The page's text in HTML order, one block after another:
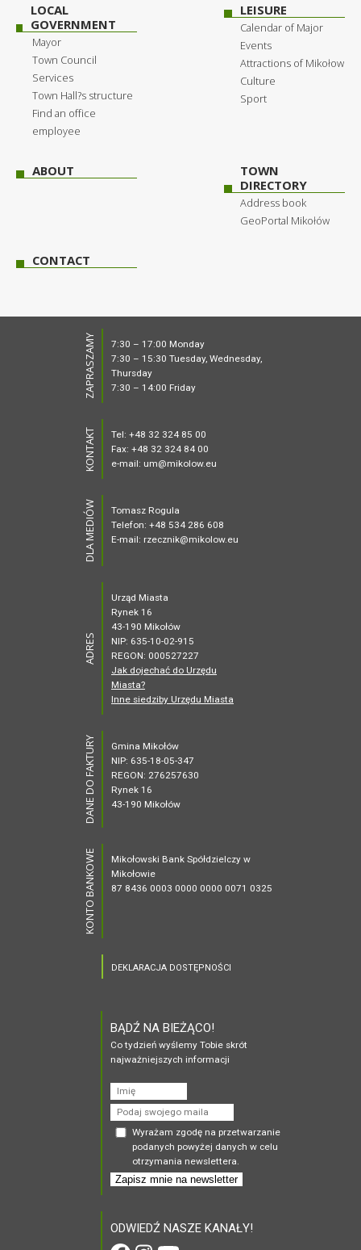
LOCAL
GOVERNMENT
Mayor
Town Council
Services
Town Hall?s structure
Find an office
employee
LEISURE
Calendar of Major
Events
Attractions of Mikołow
Culture
Sport
ABOUT
TOWN
DIRECTORY
Address book
GeoPortal Mikołów
CONTACT
ZAPRASZAMY
7:30 – 17:00 Monday
7:30 – 15:30 Tuesday, Wednesday,
Thursday
7:30 – 14:00 Friday
KONTAKT
Tel: +48 32 324 85 00
Fax: +48 32 324 84 00
e-mail: um@mikolow.eu
DLA MEDIÓW
Tomasz Rogula
Telefon: +48 534 286 608
E-mail: rzecznik@mikolow.eu
ADRES
Urząd Miasta
Rynek 16
43-190 Mikołów
NIP: 635-10-02-915
REGON: 000527227
Jak dojechać do Urzędu
Miasta?
Inne siedziby Urzędu Miasta
DANE DO FAKTURY
Gmina Mikołów
NIP: 635-18-05-347
REGON: 276257630
Rynek 16
43-190 Mikołów
KONTO BANKOWE
Mikołowski Bank Spółdzielczy w
Mikołowie
87 8436 0003 0000 0000 0071 0325
DEKLARACJA DOSTĘPNOŚCI
BĄDŹ NA BIEŻĄCO!
Co tydzień wyślemy Tobie skrót
najważniejszych informacji
Imię
Podaj
swojego
maila
Wyrażam zgodę na przetwarzanie
podanych powyżej danych w celu
otrzymania newslettera.
Zapisz
ODWIEDŹ NASZE KANAŁY!